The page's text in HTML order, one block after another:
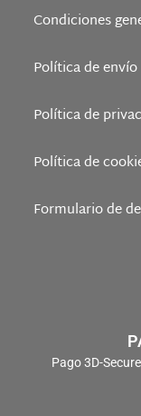
Condiciones
Política de envío
Política de
Política de
Formulario de
Pago 3D-